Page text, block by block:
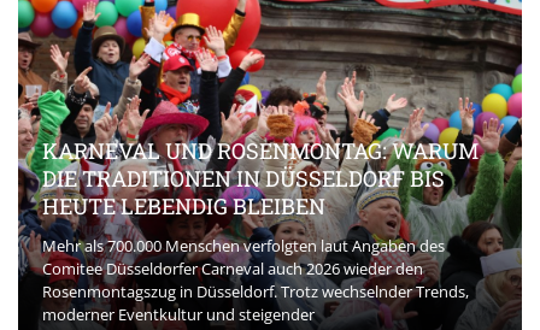
KARNEVAL UND ROSENMONTAG: WARUM
DIE TRADITIONEN IN DÜSSELDORF BIS
HEUTE LEBENDIG BLEIBEN
Mehr als 700.000 Menschen verfolgten laut Angaben des
Comitee Düsseldorfer Carneval auch 2026 wieder den
Rosenmontagszug in Düsseldorf. Trotz wechselnder Trends,
moderner Eventkultur und steigender